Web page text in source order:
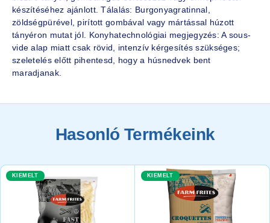
készítéséhez ajánlott. Tálalás: Burgonyagratinnal,
zöldségpürével, pirított gombával vagy mártással húzott
tányéron mutat jól. Konyhatechnológiai megjegyzés: A sous-
vide alap miatt csak rövid, intenzív kérgesítés szükséges;
szeletelés előtt pihentesd, hogy a húsnedvek bent
maradjanak.
Hasonló Termékeink
KIEMELT KIEMELT